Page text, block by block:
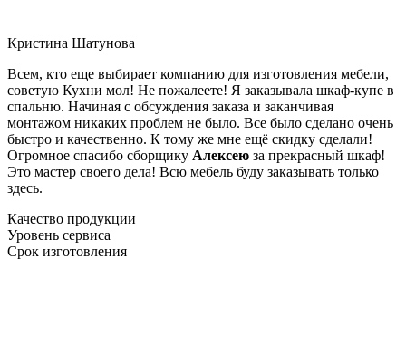
Кристина Шатунова
Всем, кто еще выбирает компанию для изготовления мебели,
советую Кухни мол! Не пожалеете! Я заказывала шкаф-купе в
спальню. Начиная с обсуждения заказа и заканчивая
монтажом никаких проблем не было. Все было сделано очень
быстро и качественно. К тому же мне ещё скидку сделали!
Огромное спасибо сборщику Алексею за прекрасный шкаф!
Это мастер своего дела! Всю мебель буду заказывать только
здесь.
Качество продукции
Уровень сервиса
Срок изготовления